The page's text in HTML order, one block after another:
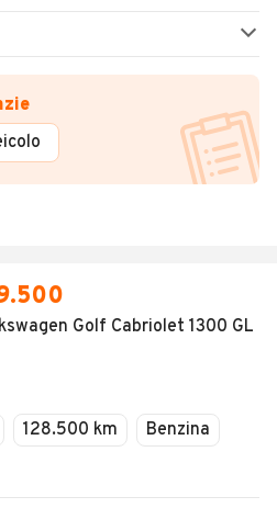
Golf Cabriolet 1300 GL
128.500 km
Benzina